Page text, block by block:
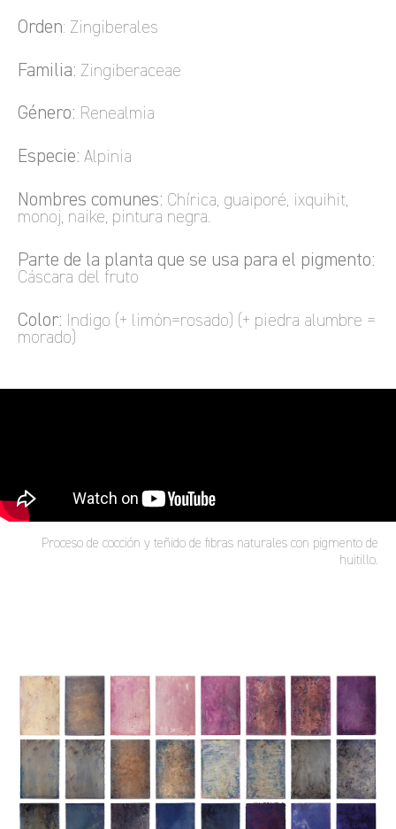
Orden: Zingiberales
Familia: Zingiberaceae
Género: Renealmia
Especie: Alpinia
Nombres comunes: Chírica, guaiporé, ixquihit,
monoj, naike, pintura negra.
Parte de la planta que se usa para el pigmento:
Cáscara del fruto
Color: Indigo (+ limón=rosado) (+ piedra alumbre =
morado)
Proceso de cocción y teñido de fibras naturales con pigmento de
huitillo.